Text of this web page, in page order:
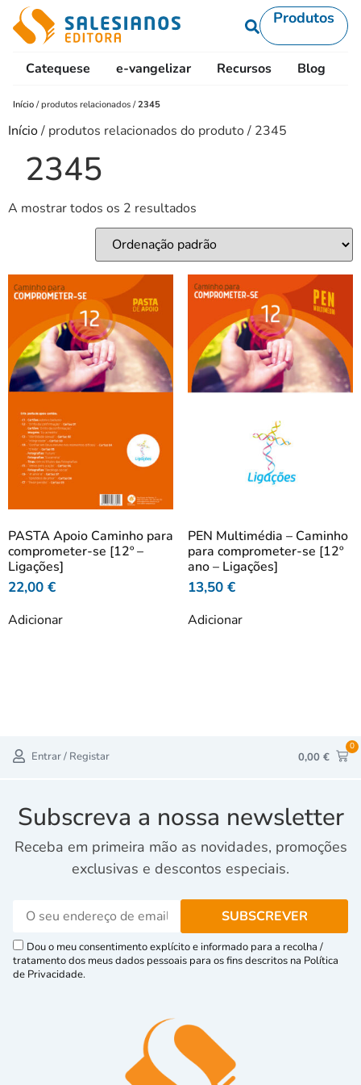
Produtos
Catequese e-vangelizar Recursos Blog
Início /produtos relacionados /2345
Início/ produtos relacionados do produto / 2345
2345
A mostrar todos os 2 resultados
PASTA Apoio Caminho para
comprometer-se [12º –
Ligações]
22,00 €
Adicionar
PEN Multimédia – Caminho
para comprometer-se [12º
ano – Ligações]
13,50 €
Adicionar
Entrar / Registar 0,00 €
0
Subscreva a nossa newsletter
Receba em primeira mão as novidades, promoções
exclusivas e descontos especiais.
Dou o meu consentimento explícito e informado para a recolha /
tratamento dos meus dados pessoais para os fins descritos na Política
de Privacidade.